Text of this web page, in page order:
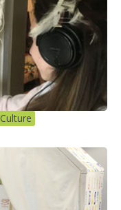
Culture